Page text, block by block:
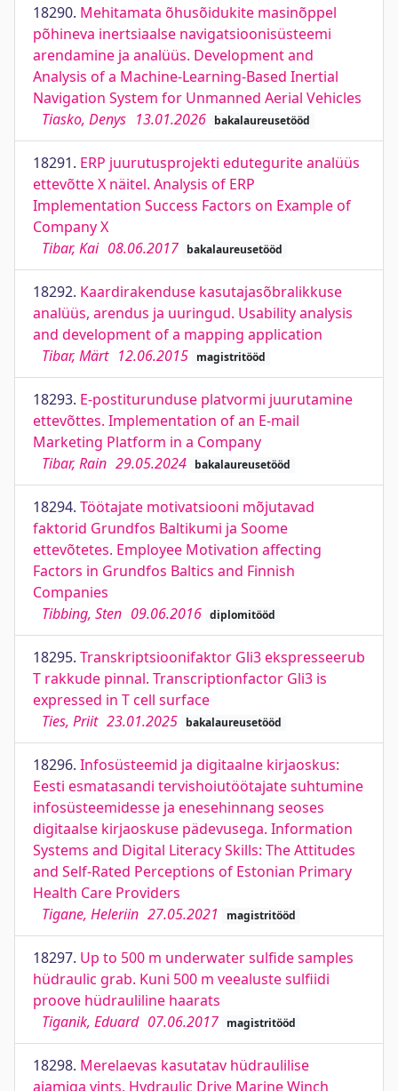
18290. Mehitamata õhusõidukite masinõppel
põhineva inertsiaalse navigatsioonisüsteemi
arendamine ja analüüs. Development and
Analysis of a Machine-Learning-Based Inertial
Navigation System for Unmanned Aerial Vehicles
Tiasko, Denys 13.01.2026 bakalaureusetööd
18291. ERP juurutusprojekti edutegurite analüüs
ettevõtte X näitel. Analysis of ERP
Implementation Success Factors on Example of
Company X
Tibar, Kai 08.06.2017 bakalaureusetööd
18292. Kaardirakenduse kasutajasõbralikkuse
analüüs, arendus ja uuringud. Usability analysis
and development of a mapping application
Tibar, Märt 12.06.2015 magistritööd
18293. E-postiturunduse platvormi juurutamine
ettevõttes. Implementation of an E-mail
Marketing Platform in a Company
Tibar, Rain 29.05.2024 bakalaureusetööd
18294. Töötajate motivatsiooni mõjutavad
faktorid Grundfos Baltikumi ja Soome
ettevõtetes. Employee Motivation affecting
Factors in Grundfos Baltics and Finnish
Companies
Tibbing, Sten 09.06.2016 diplomitööd
18295. Transkriptsioonifaktor Gli3 ekspresseerub
T rakkude pinnal. Transcriptionfactor Gli3 is
expressed in T cell surface
Ties, Priit 23.01.2025 bakalaureusetööd
18296. Infosüsteemid ja digitaalne kirjaoskus:
Eesti esmatasandi tervishoiutöötajate suhtumine
infosüsteemidesse ja enesehinnang seoses
digitaalse kirjaoskuse pädevusega. Information
Systems and Digital Literacy Skills: The Attitudes
and Self-Rated Perceptions of Estonian Primary
Health Care Providers
Tigane, Heleriin 27.05.2021 magistritööd
18297. Up to 500 m underwater sulfide samples
hüdraulic grab. Kuni 500 m veealuste sulfiidi
proove hüdrauliline haarats
Tiganik, Eduard 07.06.2017 magistritööd
18298. Merelaevas kasutatav hüdraulilise
ajamiga vints. Hydraulic Drive Marine Winch